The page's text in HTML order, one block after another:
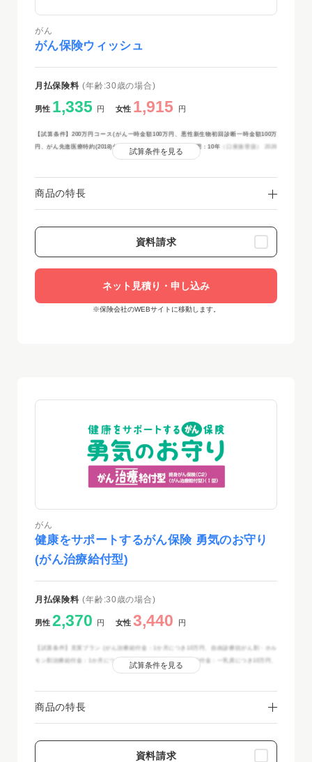
がん
がん保険ウィッシュ
月払保険料 (年齢:30歳の場合)
男性 1,335 円 女性 1,915 円
【試算条件】200万円コース(がん一時金額100万円、悪性新生物初回診断一時金額100万
円、がん先進医療特約(2018)付加) 保険期間・保険料払込期間：10年
試算条件を見る
商品の特長
資料請求
ネット見積り・申し込み
※保険会社のWEBサイトに移動します。
がん
健康をサポートするがん保険 勇気のお守り
(がん治療給付型)
月払保険料 (年齢:30歳の場合)
男性 2,370 円 女性 3,440 円
【試算条件】充実プラン (がん治療給付金：1か月につき10万円、自由診療抗がん剤・ホル
モン剤治療給付金：1か月につき20万円、自由診療乳房再建給付金：一乳房につき10万円、
がん診断給付金：1回につき100万円) 喫煙者保険料率適用 がん保険料免除特約なし 保
●《主契約》がん治療給付金＋自由診療抗がん剤・ホルモン剤治療給付金＋自由診療乳房再
建給付金＋《特約》がん診断給付特約の保障内容です。
●がんに関する保障の開始(責任開始日)は、保険期間の始期の属する日から起算して3か月
試算条件を見る
商品の特長
資料請求